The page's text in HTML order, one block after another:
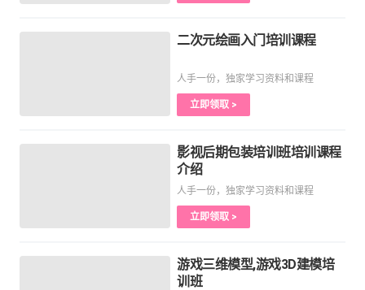
二次元绘画入门培训课程
人手一份，独家学习资料和课程
立即领取 >
影视后期包装培训班培训课程
介绍
人手一份，独家学习资料和课程
立即领取 >
游戏三维模型,游戏3D建模培
训班